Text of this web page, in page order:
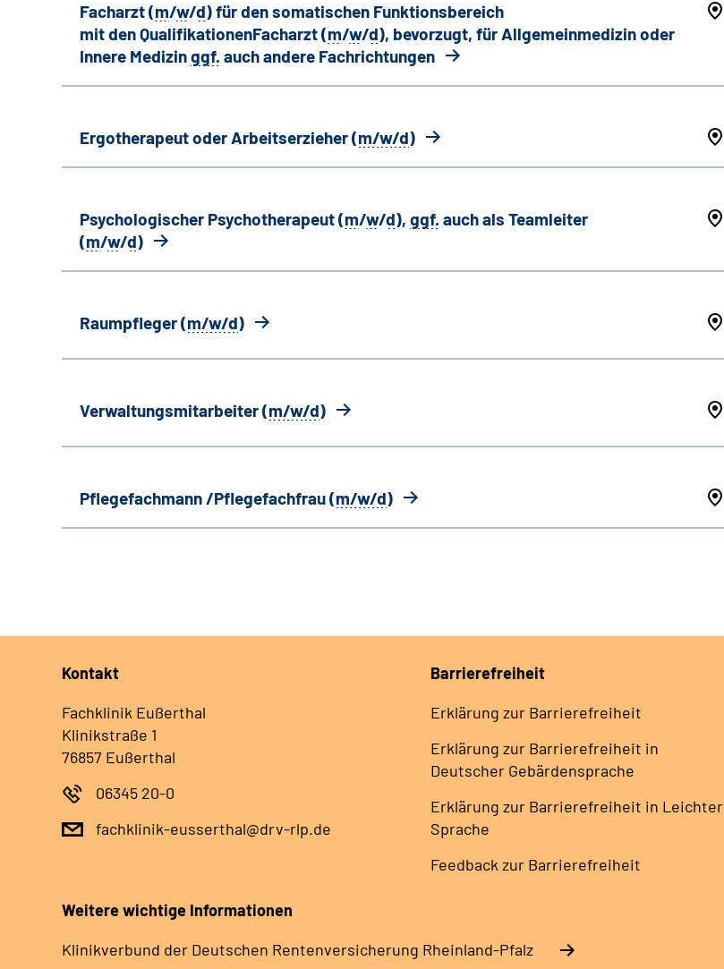
Facharzt (m/w/d) für den somatischen Funktionsbereich
mit den QualifikationenFacharzt (m/w/d), bevorzugt, für Allgemeinmedizin oder
Innere Medizinggf. auch andere Fachrichtungen
Ergotherapeut oder Arbeitserzieher (m/w/d)
Psychologischer Psychotherapeut (m/w/d), ggf. auch als Teamleiter
(m/w/d)
Raumpfleger (m/w/d)
Verwaltungsmitarbeiter (m/w/d)
Pflegefachmann /Pflegefachfrau (m/w/d)
Kontakt
Fachklinik Eußerthal
Klinikstraße 1
76857 Eußerthal
06345 20-0
fachklinik-eusserthal@drv-rlp.de
Barrierefreiheit
Erklärung zur Barrierefreiheit
Erklärung zur Barrierefreiheit in
Deutscher Gebärdensprache
Erklärung zur Barrierefreiheit in Leichter
Sprache
Feedback zur Barrierefreiheit
Weitere wichtige Informationen
Klinikverbund der Deutschen Rentenversicherung Rheinland-Pfalz